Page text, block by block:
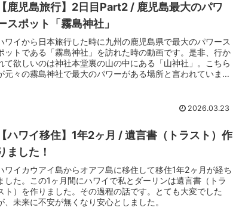
鹿児島旅行】2日目Part2 / 鹿児島最大のパワ
スポット「霧島神社」
ワイから日本旅行した時に九州の鹿児島県で最大のパワース
ットである「霧島神社」を訪れた時の動画です。是非、行か
て欲しいのは神社本堂裏の山の中にある「山神社」。こちら
元々の霧島神社で最大のパワーがある場所と言われています
2026.03.23
ハワイ移住】1年2ヶ月 / 遺言書（トラスト）作
ました！
ワイカウアイ島からオアフ島に移住して移住1年2ヶ月が経ち
した。この1ヶ月間にハワイで私とダーリンは遺言書（トラ
ト）を作りました。その過程の話です。とても大変でした
、未来に不安が無くなり安心としました。